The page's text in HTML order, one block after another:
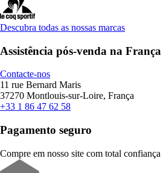
Descubra todas as nossas marcas
Assistência pós-venda na França
Contacte-nos
11 rue Bernard Maris
37270 Montlouis-sur-Loire, França
+33 1 86 47 62 58
Pagamento seguro
Compre em nosso site com total confiança